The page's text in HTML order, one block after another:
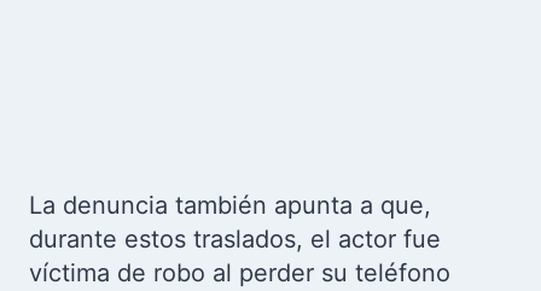
La denuncia también apunta a que,
durante estos traslados, el actor fue
víctima de robo al perder su teléfono